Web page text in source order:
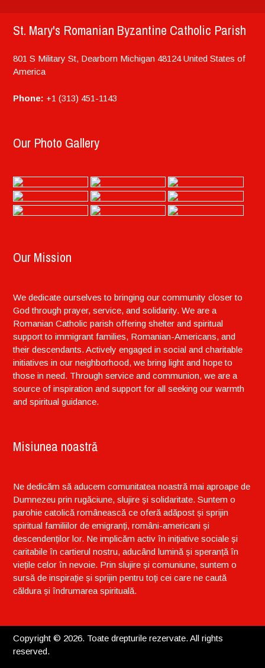
St. Mary's Romanian Byzantine Catholic Parish
801 S Military St, Dearborn Michigan 48124 United States of
America
Phone: +1 (313) 451-1143
Our Photo Gallery
Our Mission
We dedicate ourselves to bringing our community closer to
God through prayer, service, and solidarity. We are a
Romanian Catholic parish offering shelter and spiritual
support to immigrant families, Romanian-Americans, and
their descendants. Actively engaged in social and charitable
initiatives in our neighborhood, we bring light and hope to
those in need. Through service and communion, we are a
source of inspiration and support for all seeking our warmth
and spiritual guidance.
Misiunea noastră
Ne dedicăm să aducem comunitatea noastră mai aproape de
Dumnezeu prin rugăciune, slujire și solidaritate. Suntem o
parohie catolică românească ce oferă adăpost și sprijin
spiritual familiilor de emigranți, români-americani și
descendenților lor. Ne implicăm activ în inițiative sociale și
caritabile în cartierul nostru, aducând lumină și speranță în
viețile celor în nevoie. Prin slujire și comuniune, suntem o
sursă de inspirație și sprijin pentru toți cei care ne caută
căldura și îndrumarea spirituală.
Copyright © 2026. Toate drepturile rezervate. All rights
reserved.